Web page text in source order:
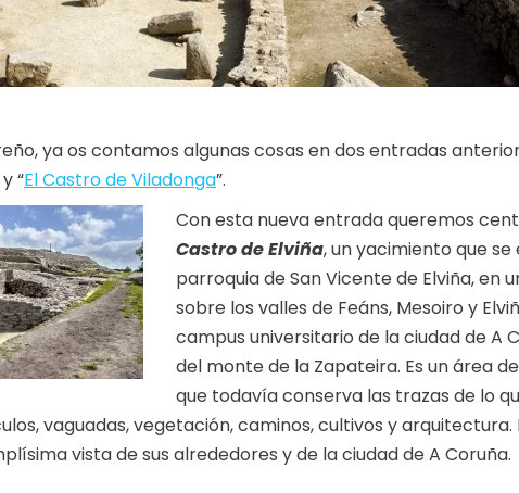
ya os contamos algunas cosas en dos entradas
y “El Castro de Viladonga”.
Con esta nueva entrada queremos
Castro de Elviña, un yacimiento que
parroquia de San Vicente de Elviña, en
sobre los valles de Feáns, Mesoiro y
campus universitario de la ciudad de A
del monte de la Zapateira. Es un área
que todavía conserva las trazas de lo
vaguadas, vegetación, caminos, cultivos y arquitectura.
vista de sus alrededores y de la ciudad de A Coruña.